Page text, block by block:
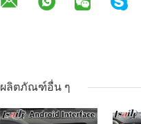
ผลิตภัณฑ์อื่น ๆ